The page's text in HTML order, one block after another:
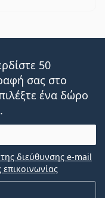
50
σας στο
ένα δώρο
διεύθυνσης e-mail